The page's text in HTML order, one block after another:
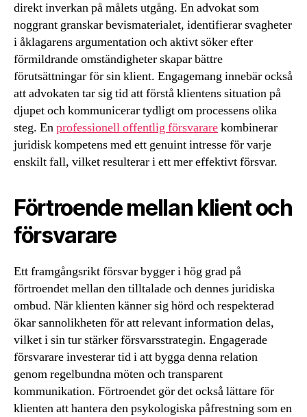
direkt inverkan på målets utgång. En advokat som
noggrant granskar bevismaterialet, identifierar svagheter
i åklagarens argumentation och aktivt söker efter
förmildrande omständigheter skapar bättre
förutsättningar för sin klient. Engagemang innebär också
att advokaten tar sig tid att förstå klientens situation på
djupet och kommunicerar tydligt om processens olika
steg. Enprofessionell offentlig försvararekombinerar
juridisk kompetens med ett genuint intresse för varje
enskilt fall, vilket resulterar i ett mer effektivt försvar.
Förtroende mellan klient och
försvarare
Ett framgångsrikt försvar bygger i hög grad på
förtroendet mellan den tilltalade och dennes juridiska
ombud. När klienten känner sig hörd och respekterad
ökar sannolikheten för att relevant information delas,
vilket i sin tur stärker försvarsstrategin. Engagerade
försvarare investerar tid i att bygga denna relation
genom regelbundna möten och transparent
kommunikation. Förtroendet gör det också lättare för
klienten att hantera den psykologiska påfrestning som en